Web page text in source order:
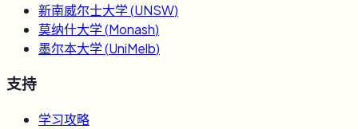
新南威尔士大学(UNSW)
莫纳什大学(Monash)
墨尔本大学(UniMelb)
支持
学习攻略